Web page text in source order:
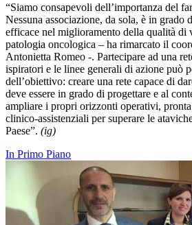
“Siamo consapevoli dell’importanza del
Nessuna associazione, da sola, è in grado
efficace nel miglioramento della qualità di
patologia oncologica – ha rimarcato il
Antonietta Romeo -. Partecipare ad una
ispiratori e le linee generali di azione può
dell’obiettivo: creare una rete capace di
deve essere in grado di progettare e al
ampliare i propri orizzonti operativi,
clinico-assistenziali per superare le
Paese”. (ig)
In Primo Piano